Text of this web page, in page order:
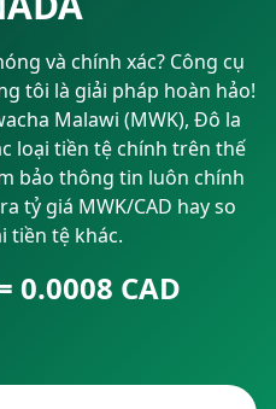
và chính xác? Công cụ
tôi là giải pháp hoàn hảo!
Malawi (MWK), Đô la
loại tiền tệ chính trên thế
bảo thông tin luôn chính
tỷ giá MWK/CAD hay so
tiền tệ khác.
0.0008 CAD